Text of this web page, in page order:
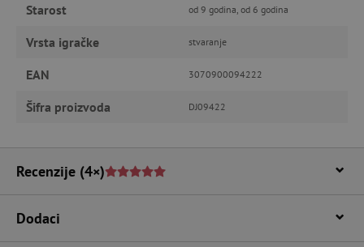
Starost od 9 godina, od 6 godina
Vrsta igračke stvaranje
EAN 3070900094222
Šifra proizvoda DJ09422
Recenzije (4×)
Dodaci
funkcionalnost internetske stranice, kao što su
računa. Internetsku stranicu ne možete
www.agatinsvijet.hr